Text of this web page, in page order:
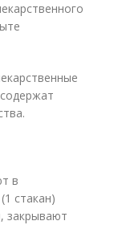
в
стакан)
закрывают